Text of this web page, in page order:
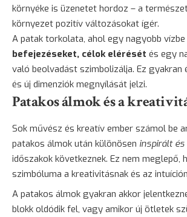
környéke is üzenetet hordoz – a
környezet pozitív változásokat ígér.
A patak torkolata, ahol egy nagyobb vízbe
befejezéseket, célok elérését és egy
való beolvadást szimbolizálja. Ez gyakran
és új dimenziók megnyílását jelzi.
Patakos álmok és a
Sok művész és kreatív ember számol be
patakos álmok után különösen inspirált
időszakok következnek. Ez nem meglepő,
szimbóluma a kreativitásnak és az
A patakos álmok gyakran akkor
blokk oldódik fel, vagy amikor új ötletek